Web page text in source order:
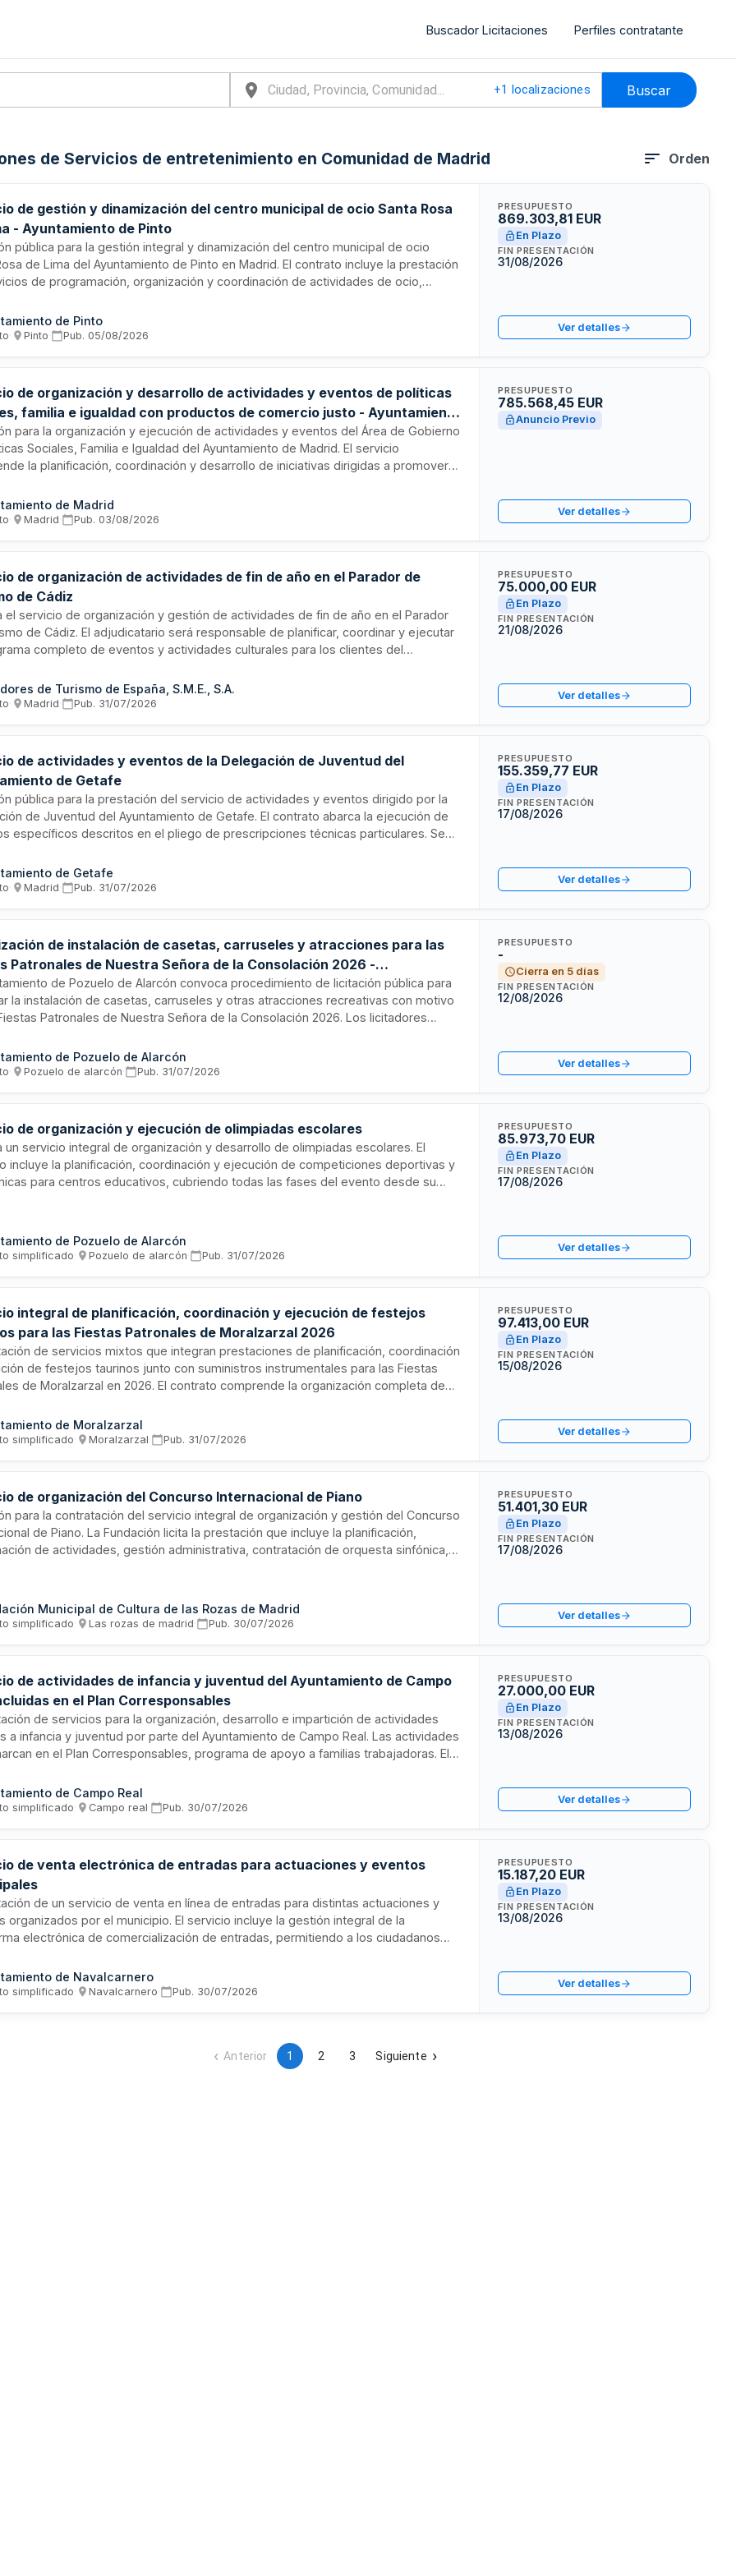
Buscador Licitaciones Perfiles contratante
+1 localizaciones Buscar
de Servicios de entretenimiento en Comunidad de Madrid Orden
de gestión y dinamización del centro municipal de ocio Santa Rosa
- Ayuntamiento de Pinto
pública para la gestión integral y dinamización del centro municipal de ocio
de Lima del Ayuntamiento de Pinto en Madrid. El contrato incluye la prestación
de programación, organización y coordinación de actividades de ocio,
es la Junta de Gobierno del Ayuntamiento de Pinto, siendo el importe del
de 377.958,18 euros. Se busca garantizar la oferta de servicios recreativos y de
del equipamiento público.
de Pinto
· Pinto· Pub. 05/08/2026
PRESUPUESTO
869.303,81 EUR
En Plazo
FIN PRESENTACIÓN
31/08/2026
Ver detalles
de organización y desarrollo de actividades y eventos de políticas
familia e igualdad con productos de comercio justo - Ayuntamiento
para la organización y ejecución de actividades y eventos del Área de Gobierno
Sociales, Familia e Igualdad del Ayuntamiento de Madrid. El servicio
la planificación, coordinación y desarrollo de iniciativas dirigidas a promover
procedentes del comercio justo en el catering y suministros de los eventos.
busca garantizar que los actos municipales en materia social alineen
de Madrid
· Madrid· Pub. 03/08/2026
PRESUPUESTO
785.568,45 EUR
Anuncio Previo
Ver detalles
de organización de actividades de fin de año en el Parador de
de Cádiz
el servicio de organización y gestión de actividades de fin de año en el Parador
de Cádiz. El adjudicatario será responsable de planificar, coordinar y ejecutar
completo de eventos y actividades culturales para los clientes del
la correcta integración de los servicios con la operativa del parador,
propuestas variadas para cada actividad dentro de los importes máximos
de Turismo de España, S.M.E., S.A.
· Madrid· Pub. 31/07/2026
PRESUPUESTO
75.000,00 EUR
En Plazo
FIN PRESENTACIÓN
21/08/2026
Ver detalles
de actividades y eventos de la Delegación de Juventud del
de Getafe
pública para la prestación del servicio de actividades y eventos dirigido por la
de Juventud del Ayuntamiento de Getafe. El contrato abarca la ejecución de
específicos descritos en el pliego de prescripciones técnicas particulares. Se
conforme a la Ley de Contratos del Sector Público.
de Getafe
· Madrid· Pub. 31/07/2026
PRESUPUESTO
155.359,77 EUR
En Plazo
FIN PRESENTACIÓN
17/08/2026
Ver detalles
de instalación de casetas, carruseles y atracciones para las
Patronales de Nuestra Señora de la Consolación 2026 -
de Pozuelo de Alarcón
de Pozuelo de Alarcón convoca procedimiento de licitación pública para
la instalación de casetas, carruseles y otras atracciones recreativas con motivo
Patronales de Nuestra Señora de la Consolación 2026. Los licitadores
La adjudicación recaerá en las ofertas más altas. Los adjudicatarios deberán
requisitos técnicos, de seguridad, seguros de responsabilidad civil e instalación
de Pozuelo de Alarcón
· Pozuelo de alarcón· Pub. 31/07/2026
PRESUPUESTO
-
Cierra en 5 días
FIN PRESENTACIÓN
12/08/2026
Ver detalles
de organización y ejecución de olimpiadas escolares
un servicio integral de organización y desarrollo de olimpiadas escolares. El
incluye la planificación, coordinación y ejecución de competiciones deportivas y
para centros educativos, cubriendo todas las fases del evento desde su
de Pozuelo de Alarcón
simplificado· Pozuelo de alarcón· Pub. 31/07/2026
PRESUPUESTO
85.973,70 EUR
En Plazo
FIN PRESENTACIÓN
17/08/2026
Ver detalles
integral de planificación, coordinación y ejecución de festejos
para las Fiestas Patronales de Moralzarzal 2026
de servicios mixtos que integran prestaciones de planificación, coordinación
de festejos taurinos junto con suministros instrumentales para las Fiestas
de Moralzarzal en 2026. El contrato comprende la organización completa de
tecnológicos y materiales. La prestación principal es el servicio de
integrada, mientras que los suministros tienen carácter complementario. El
autorizados.
de Moralzarzal
simplificado· Moralzarzal· Pub. 31/07/2026
PRESUPUESTO
97.413,00 EUR
En Plazo
FIN PRESENTACIÓN
15/08/2026
Ver detalles
de organización del Concurso Internacional de Piano
para la contratación del servicio integral de organización y gestión del Concurso
de Piano. La Fundación licita la prestación que incluye la planificación,
de actividades, gestión administrativa, contratación de orquesta sinfónica,
y obtención de patrocinios y donaciones, mientras que la Fundación pone a
el auditorio, personal técnico, instrumentos y espacios de la Escuela Municipal
Municipal de Cultura de las Rozas de Madrid
simplificado· Las rozas de madrid· Pub. 30/07/2026
PRESUPUESTO
51.401,30 EUR
En Plazo
FIN PRESENTACIÓN
17/08/2026
Ver detalles
de actividades de infancia y juventud del Ayuntamiento de Campo
en el Plan Corresponsables
de servicios para la organización, desarrollo e impartición de actividades
a infancia y juventud por parte del Ayuntamiento de Campo Real. Las actividades
en el Plan Corresponsables, programa de apoyo a familias trabajadoras. El
por lo que contrata la realización del cien por cien de las actividades con un
en entretenimiento y esparcimiento cultural y deportivo.
de Campo Real
simplificado· Campo real· Pub. 30/07/2026
PRESUPUESTO
27.000,00 EUR
En Plazo
FIN PRESENTACIÓN
13/08/2026
Ver detalles
de venta electrónica de entradas para actuaciones y eventos
de un servicio de venta en línea de entradas para distintas actuaciones y
organizados por el municipio. El servicio incluye la gestión integral de la
electrónica de comercialización de entradas, permitiendo a los ciudadanos
un operador especializado en ticketing que gestione la venta, distribución y
de entradas de forma automatizada.
de Navalcarnero
simplificado· Navalcarnero· Pub. 30/07/2026
PRESUPUESTO
15.187,20 EUR
En Plazo
FIN PRESENTACIÓN
13/08/2026
Ver detalles
Anterior 1 2 3 Siguiente